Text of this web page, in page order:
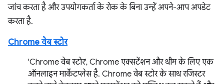
जांच करता है और उपयोगकर्ता के रोक के बिना उन्हें अपने-आप अपडेट
करता है.
Chrome वेब स्टोर
'Chrome वेब स्टोर', Chrome एक्सटेंशन और थीम के लिए एक
ऑनलाइन मार्केटप्लेस है. Chrome वेब स्टोर के साथ रजिस्टर